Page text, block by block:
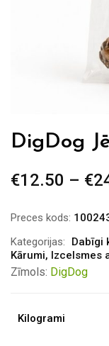
DigDog
€12.50 – €
Preces kods:
Kategorijas:
Dabīgi
Kārumi, Izcelsmes
Zīmols: DigDog
Kilogrami